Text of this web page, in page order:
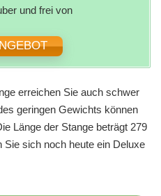
und frei von
erreichen Sie auch schwer
geringen Gewichts können
Länge der Stange beträgt 279
sich noch heute ein Deluxe